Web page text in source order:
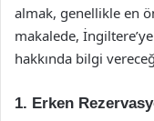
almak, genellikle en
makalede,
hakkında bilgi
1. Erken